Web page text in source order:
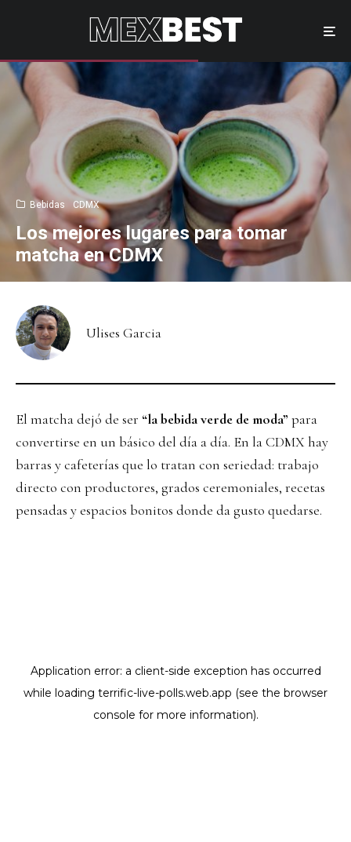
Bebidas CDMX
Los mejores lugares para tomar
matcha en CDMX
Ulises Garcia
El matcha dejó de ser “la bebida verde de moda” para
convertirse en un básico del día a día. En la CDMX hay
barras y cafeterías que lo tratan con seriedad: trabajo
directo con productores, grados ceremoniales, recetas
pensadas y espacios bonitos donde da gusto quedarse.